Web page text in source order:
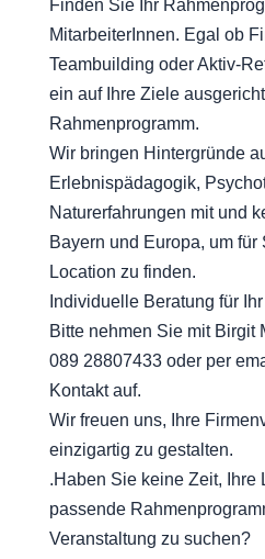
Finden Sie Ihr
MitarbeiterInnen. Egal ob
Teambuilding oder Aktiv-
ein auf Ihre Ziele
Rahmenprogramm.
Wir bringen Hintergründe
Erlebnispädagogik,
Naturerfahrungen mit und
Bayern und Europa, um
Location zu finden.
Individuelle Beratung für
Bitte nehmen Sie mit Birgit
089 28807433 oder per
Kontakt auf.
Wir freuen uns, Ihre
einzigartig zu gestalten.
.Haben Sie keine Zeit, Ihre
passende
Veranstaltung zu suchen?